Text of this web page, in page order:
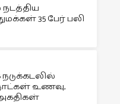
35 பேர் பலி
நாட்கள் உணவு,